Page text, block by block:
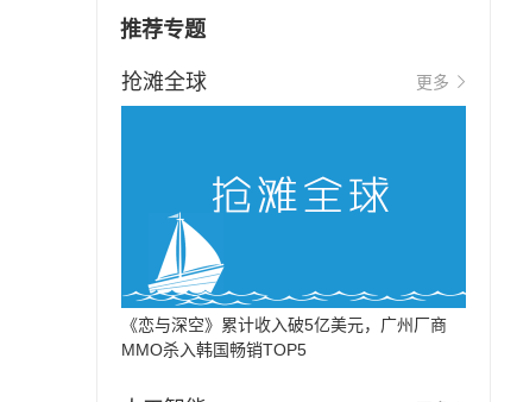
推荐专题
抢滩全球 更多
《恋与深空》累计收入破5亿美元，广州厂商
MMO杀入韩国畅销TOP5